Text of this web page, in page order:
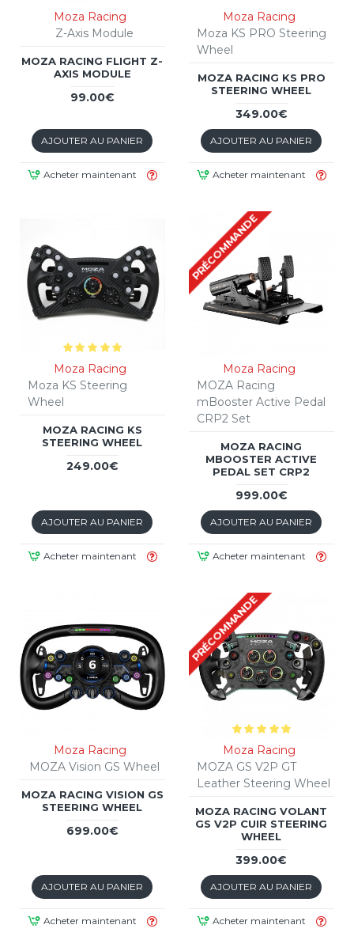
Moza Racing
Z-Axis Module
MOZA RACING FLIGHT Z-
AXIS MODULE
99.00€
AJOUTER AU PANIER
Acheter maintenant
Moza Racing
Moza KS PRO Steering
Wheel
MOZA RACING KS PRO
STEERING WHEEL
349.00€
AJOUTER AU PANIER
Acheter maintenant
Moza Racing
Moza KS Steering
Wheel
MOZA RACING KS
STEERING WHEEL
249.00€
AJOUTER AU PANIER
Acheter maintenant
PRÉCOMMANDE
Moza Racing
MOZA Racing
mBooster Active Pedal
CRP2 Set
MOZA RACING
MBOOSTER ACTIVE
PEDAL SET CRP2
999.00€
AJOUTER AU PANIER
Acheter maintenant
Moza Racing
MOZA Vision GS Wheel
MOZA RACING VISION GS
STEERING WHEEL
699.00€
AJOUTER AU PANIER
Acheter maintenant
PRÉCOMMANDE
Moza Racing
MOZA GS V2P GT
Leather Steering Wheel
MOZA RACING VOLANT
GS V2P CUIR STEERING
WHEEL
399.00€
AJOUTER AU PANIER
Acheter maintenant